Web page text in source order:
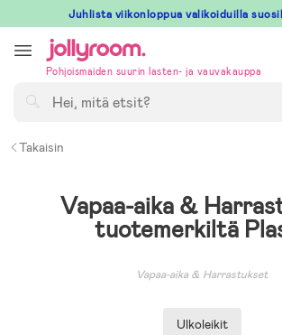
till
innehållet
Juhlista viikonloppua valikoiduilla
Pohjoismaiden suurin lasten- ja vauvakauppa
Takaisin
Vapaa-aika &
tuotemerkiltä
Vapaa-aika & Harrastukset
Ulkoleikit